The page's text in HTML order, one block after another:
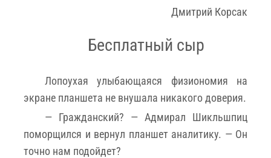
Дмитрий Корсак
Бесплатный сыр
Лопоухая улыбающаяся физиономия на
экране планшета не внушала никакого доверия.
— Гражданский? — Адмирал Шикльшпиц
поморщился и вернул планшет аналитику. — Он
точно нам подойдет?